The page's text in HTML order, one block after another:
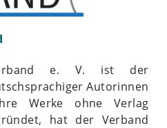
e. V. ist der
Autorinnen
Werke ohne Verlag
hat der Verband